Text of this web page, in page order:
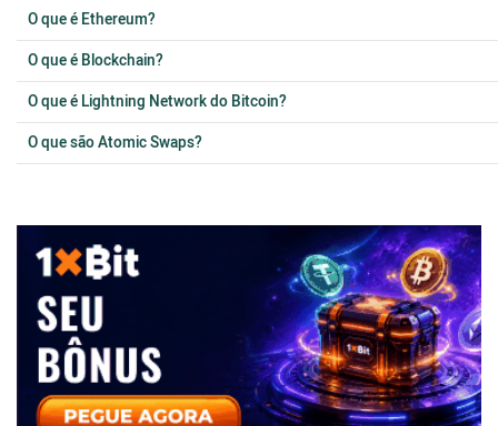
O que é Ethereum?
O que é Blockchain?
O que é Lightning Network do Bitcoin?
O que são Atomic Swaps?